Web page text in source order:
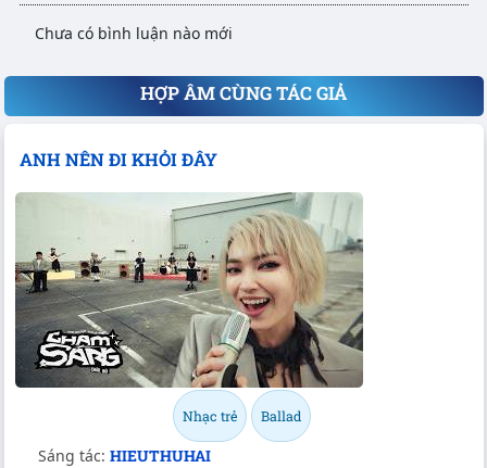
Chưa có bình luận nào mới
HỢP ÂM CÙNG TÁC GIẢ
ANH NÊN ĐI KHỎI ĐÂY
Nhạc trẻ Ballad
Sáng tác: HIEUTHUHAI